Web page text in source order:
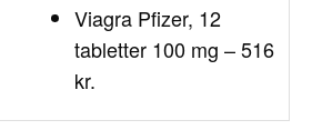
Viagra Pfizer, 12
tabletter 100 mg – 516
kr.